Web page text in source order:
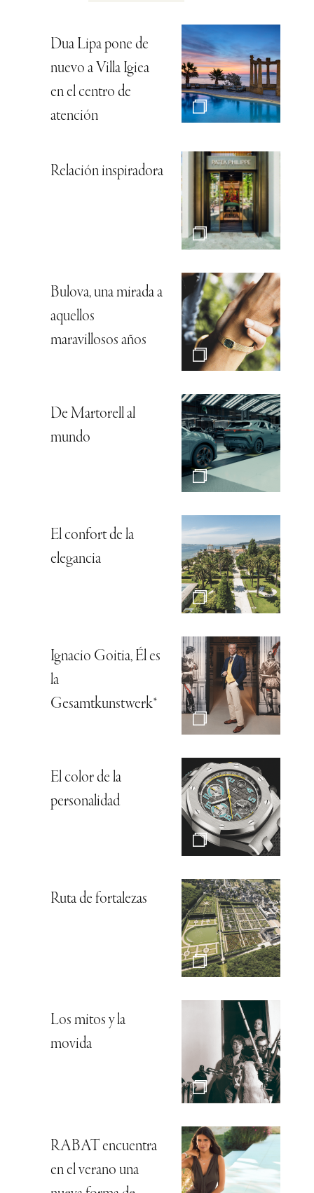
Dua Lipa pone de
nuevo a Villa Igiea
en el centro de
atención
Relación inspiradora
Bulova, una mirada a
aquellos
maravillosos años
De Martorell al
mundo
El confort de la
elegancia
Ignacio Goitia, Él es
la
Gesamtkunstwerk*
El color de la
personalidad
Ruta de fortalezas
Los mitos y la
movida
RABAT encuentra
en el verano una